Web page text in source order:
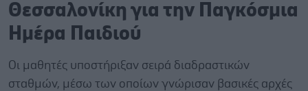
Θεσσαλονίκη για την Παγκόσμια
Ημέρα Παιδιού
Οι μαθητές υποστήριξαν σειρά διαδραστικών
σταθμών, μέσω των οποίων γνώρισαν βασικές αρχές